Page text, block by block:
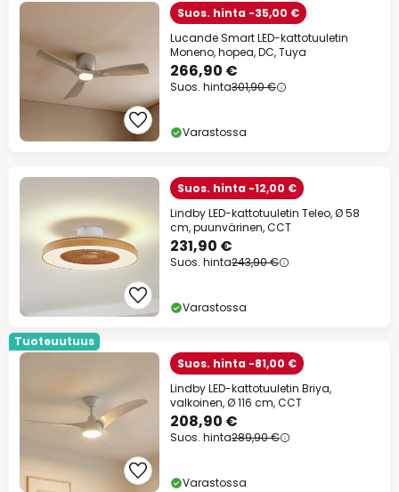
Suos. hinta -35,00 €
Lucande Smart LED-kattotuuletin
Moneno, hopea, DC, Tuya
266,90 €
Suos. hinta301,90 €
Varastossa
Suos. hinta -12,00 €
Lindby LED-kattotuuletin Teleo, Ø 58
cm, puunvärinen, CCT
231,90 €
Suos. hinta243,90 €
Varastossa
Tuoteuutuus
Suos. hinta -81,00 €
Lindby LED-kattotuuletin Briya,
valkoinen, Ø 116 cm, CCT
208,90 €
Suos. hinta289,90 €
Varastossa